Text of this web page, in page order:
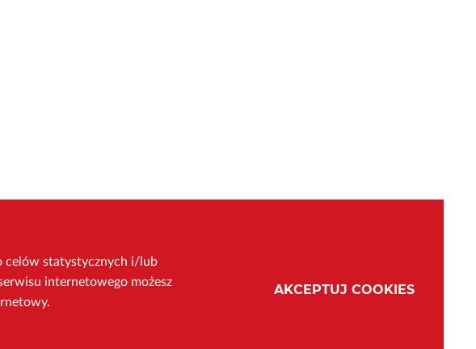
celów statystycznych i/lub
internetowego możesz
AKCEPTUJ COOKIES